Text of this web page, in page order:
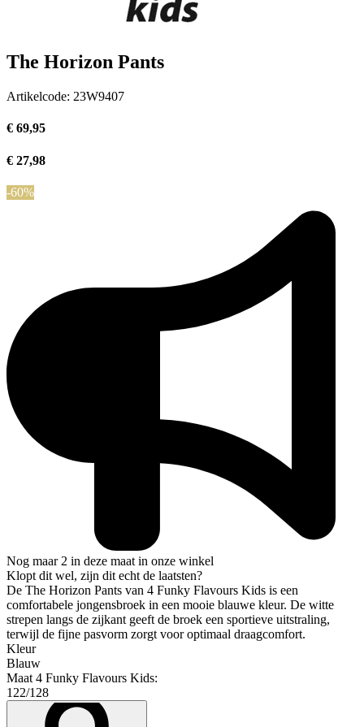
The Horizon Pants
Artikelcode: 23W9407
€ 69,95
€ 27,98
-60%
Nog maar 2 in deze maat in onze winkel
Klopt dit wel, zijn dit echt de laatsten?
De The Horizon Pants van 4 Funky Flavours Kids is een
comfortabele jongensbroek in een mooie blauwe kleur. De witte
strepen langs de zijkant geeft de broek een sportieve uitstraling,
terwijl de fijne pasvorm zorgt voor optimaal draagcomfort.
Kleur
Blauw
Maat 4 Funky Flavours Kids:
122/128